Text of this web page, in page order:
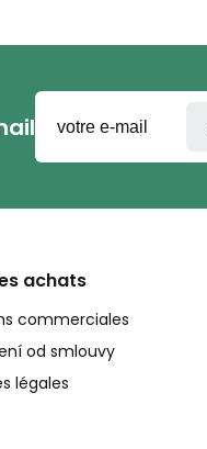
achats
commerciales
od smlouvy
légales